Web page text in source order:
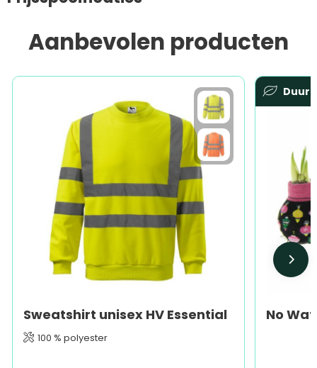
Aanbevolen producten
Sweatshirt unisex HV Essential
100 % polyester